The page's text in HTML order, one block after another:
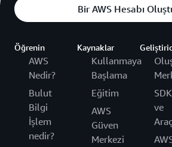
Bir AWS Hesabı
Öğrenin
AWS
Nedir?
Bulut
Bilgi
İşlem
nedir?
Kaynaklar
Kullanmaya
Başlama
Eğitim
AWS
Güven
Merkezi
ve